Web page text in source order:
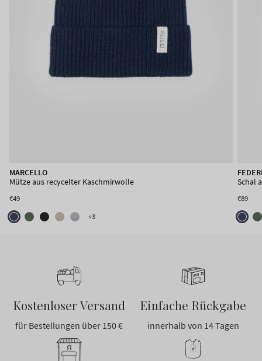
MARCELLO
Mütze aus recycelter Kaschmirwolle
€49
+3
Schal
€89
Kostenloser Versand
für Bestellungen über 150 €
Einfache Rückgabe
innerhalb von 14 Tagen